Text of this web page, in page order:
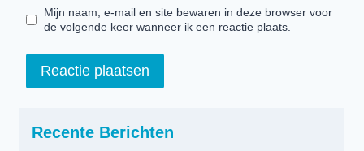
Mijn naam, e-mail en site bewaren in deze browser voor
de volgende keer wanneer ik een reactie plaats.
Recente Berichten